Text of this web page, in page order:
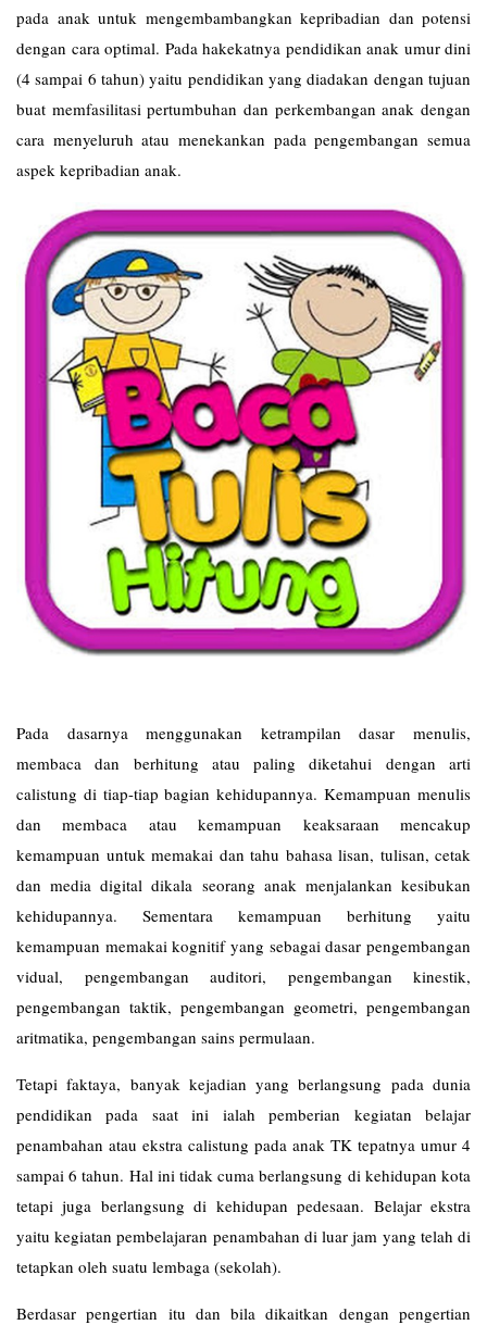
pada anak untuk mengembambangkan kepribadian dan potensi
dengan cara optimal. Pada hakekatnya pendidikan anak umur dini
(4 sampai 6 tahun) yaitu pendidikan yang diadakan dengan tujuan
buat memfasilitasi pertumbuhan dan perkembangan anak dengan
cara menyeluruh atau menekankan pada pengembangan semua
aspek kepribadian anak.
Pada dasarnya menggunakan ketrampilan dasar menulis,
membaca dan berhitung atau paling diketahui dengan arti
calistung di tiap-tiap bagian kehidupannya. Kemampuan menulis
dan membaca atau kemampuan keaksaraan mencakup
kemampuan untuk memakai dan tahu bahasa lisan, tulisan, cetak
dan media digital dikala seorang anak menjalankan kesibukan
kehidupannya. Sementara kemampuan berhitung yaitu
kemampuan memakai kognitif yang sebagai dasar pengembangan
vidual, pengembangan auditori, pengembangan kinestik,
pengembangan taktik, pengembangan geometri, pengembangan
aritmatika, pengembangan sains permulaan.
Tetapi faktaya, banyak kejadian yang berlangsung pada dunia
pendidikan pada saat ini ialah pemberian kegiatan belajar
penambahan atau ekstra calistung pada anak TK tepatnya umur 4
sampai 6 tahun. Hal ini tidak cuma berlangsung di kehidupan kota
tetapi juga berlangsung di kehidupan pedesaan. Belajar ekstra
yaitu kegiatan pembelajaran penambahan di luar jam yang telah di
tetapkan oleh suatu lembaga (sekolah).
Berdasar pengertian itu dan bila dikaitkan dengan pengertian